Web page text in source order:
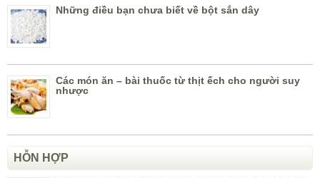
Những điều bạn chưa biết về bột sắn dây
Các món ăn – bài thuốc từ thịt ếch cho người suy
nhược
HỖN HỢP